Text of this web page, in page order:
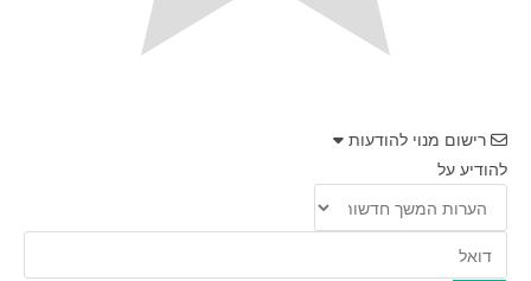
רישום מנוי להודעות
להודיע על